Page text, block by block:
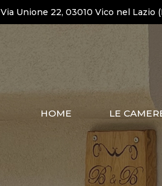
Via Unione 22, 03010 Vico nel Lazio
HOME LE